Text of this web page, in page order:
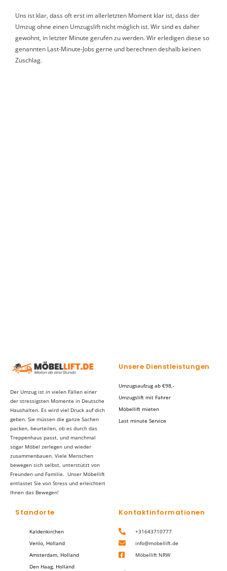
Uns ist klar, dass oft erst im allerletzten Moment klar ist, dass der
Umzug ohne einen Umzugslift nicht möglich ist. Wir sind es daher
gewohnt, in letzter Minute gerufen zu werden. Wir erledigen diese so
genannten Last-Minute-Jobs gerne und berechnen deshalb keinen
Zuschlag.
Der Umzug ist in vielen Fällen einer
der stressigsten Momente in Deutsche
Haushalten. Es wird viel Druck auf dich
geben. Sie müssen die ganze Sachen
packen, beurteilen, ob es durch das
Treppenhaus passt, und manchmal
sogar Möbel zerlegen und wieder
zusammenbauen. Viele Menschen
bewegen sich selbst, unterstützt von
Freunden und Familie. Unser Möbellift
entlastet Sie von Stress und erleichtert
Ihnen das Bewegen!
Unsere Dienstleistungen
Umzugsaufzug ab €98,-
Umzugslift mit Fahrer
Möbellift mieten
Last minute Service
Standorte
Kaldenkirchen
Venlo, Holland
Amsterdam, Holland
Den Haag, Holland
Kontaktinformationen
+31643710777
info@mobellift.de
Möbellift NRW